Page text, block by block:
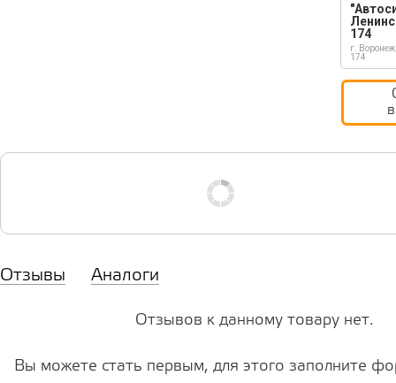
174
г.
174
Отзывы Аналоги
Отзывов к данному товару нет.
Вы можете стать первым, для этого заполните